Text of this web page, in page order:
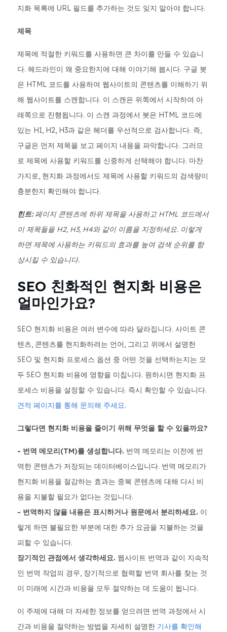
지화 목록에 URL 필드를 추가하는 것도 잊지 말아야 합니다.
제목
제목에 적절한 키워드를 사용하면 큰 차이를 만들 수 있습니
다. 헤드라인이 왜 중요한지에 대해 이야기해 봅시다. 구글 봇
은 HTML 코드를 사용하여 웹사이트의 콘텐츠를 이해하기 위
해 웹사이트를 스캔합니다. 이 스캔은 위쪽에서 시작하여 아
래쪽으로 진행됩니다. 이 스캔 과정에서 봇은 HTML 코드에
있는 H1, H2, H3과 같은 헤더를 우선적으로 검사합니다. 즉,
구글은 먼저 제목을 보고 페이지 내용을 파악합니다. 그러므
로 제목에 사용할 키워드를 신중하게 선택해야 합니다. 마찬
가지로, 현지화 과정에서도 제목에 사용할 키워드의 검색량이
충분한지 확인해야 합니다.
힌트:페이지 콘텐츠에 하위 제목을 사용하고 HTML 코드에서
이 제목들을 H2, H3, H4와 같이 이름을 지정하세요. 이렇게
하면 제목에 사용하는 키워드의 효과를 높여 검색 순위를 향
상시킬 수 있습니다.
SEO 친화적인 현지화 비용은
얼마인가요?
SEO 현지화 비용은 여러 변수에 따라 달라집니다. 사이트 콘
텐츠, 콘텐츠를 현지화하려는 언어, 그리고 위에서 설명한
SEO 및 현지화 프로세스 옵션 중 어떤 것을 선택하는지는 모
두 SEO 현지화 비용에 영향을 미칩니다. 원하시면 현지화 프
로세스 비용을 설정할 수 있습니다. 즉시 확인할 수 있습니다.
견적 페이지를 통해 문의해 주세요.
그렇다면 현지화 비용을 줄이기 위해 무엇을 할 수 있을까요?
- 번역 메모리(TM)를 생성합니다. 번역 메모리는 이전에 번
역한 콘텐츠가 저장되는 데이터베이스입니다. 번역 메모리가
현지화 비용을 절감하는 효과는 중복 콘텐츠에 대해 다시 비
용을 지불할 필요가 없다는 것입니다.
- 번역하지 않을 내용은 표시하거나 원문에서 분리하세요. 이
렇게 하면 불필요한 부분에 대한 추가 요금을 지불하는 것을
피할 수 있습니다.
장기적인 관점에서 생각하세요. 웹사이트 번역과 같이 지속적
인 번역 작업의 경우, 장기적으로 협력할 번역 회사를 찾는 것
이 미래에 시간과 비용을 모두 절약하는 데 도움이 됩니다.
이 주제에 대해 더 자세한 정보를 얻으려면 번역 과정에서 시
간과 비용을 절약하는 방법을 자세히 설명한 기사를 확인해